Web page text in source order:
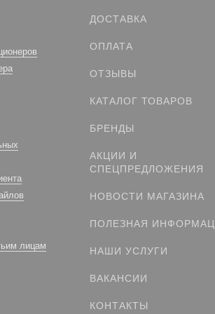
лицам
ДОСТАВКА
ОПЛАТА
ОТЗЫВЫ
КАТАЛОГ ТОВАРОВ
БРЕНДЫ
АКЦИИ И
СПЕЦПРЕДЛОЖЕНИЯ
НОВОСТИ МАГАЗИНА
ПОЛЕЗНАЯ
НАШИ УСЛУГИ
ВАКАНСИИ
КОНТАКТЫ